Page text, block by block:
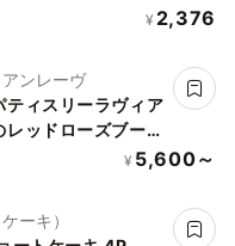
ット
¥ 2,376
ンレーヴ
ティスリーラヴィア
ッドローズブーケ
¥ 5,600～
ーキ）